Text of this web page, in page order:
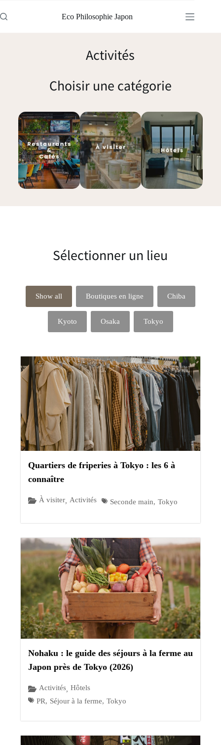
Eco Philosophie Japon
Activités
Choisir une catégorie
Sélectionner un lieu
Show all Boutiques en ligne Chiba
Kyoto Osaka Tokyo
Quartiers de friperies à Tokyo : les 6 à
connaître
À visiter, Activités Seconde main, Tokyo
Nohaku : le guide des séjours à la ferme au
Japon près de Tokyo (2026)
Activités, Hôtels
PR, Séjour à la ferme, Tokyo